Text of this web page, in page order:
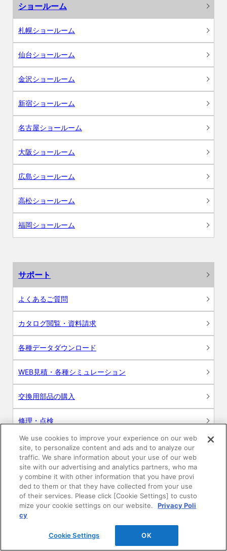
ショールーム
札幌ショールーム
仙台ショールーム
金沢ショールーム
新宿ショールーム
名古屋ショールーム
大阪ショールーム
広島ショールーム
高松ショールーム
福岡ショールーム
サポート
よくあるご質問
カタログ閲覧・資料請求
各種データダウンロード
WEB見積・各種シミュレーション
交換用部品の購入
修理・点検
お問い合わせ
ログイン
建築・設計関係者様向けサイト
ユーザー登録サービス
WEB見積システム
We use cookies to improve your experience on our web
site, to personalize content and ads and to analyze our
traffic. We share information about your use of our web
site with our advertising and analytics partners, who ma
y combine it with other information that you have provi
ded to them or that they have collected from your use
of their services. Please click [Cookie Settings] to custo
mize your cookie settings on our website.
Privacy Poli
cy
Cookie Settings OK